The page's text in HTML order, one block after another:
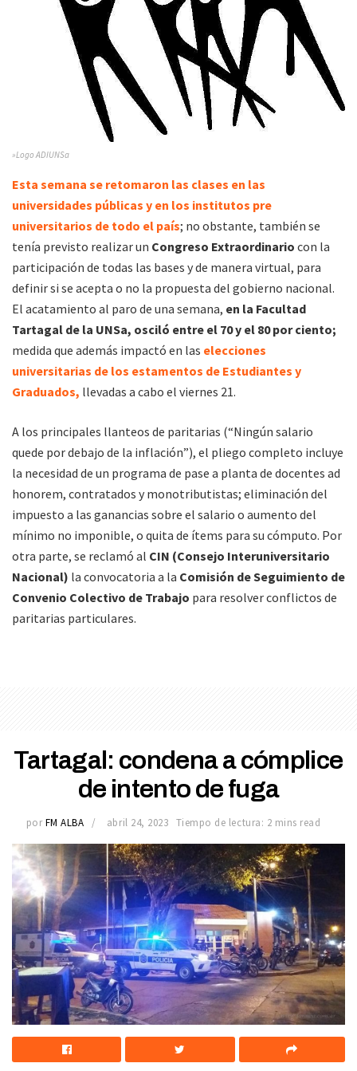
»Logo ADIUNSa
Esta semana se retomaron las clases en las
universidades públicas y en los institutos pre
universitarios de todo el país; no obstante, también se
tenía previsto realizar un Congreso Extraordinario con la
participación de todas las bases y de manera virtual, para
definir si se acepta o no la propuesta del gobierno nacional.
El acatamiento al paro de una semana, en la Facultad
Tartagal de la UNSa, osciló entre el 70 y el 80 por ciento;
medida que además impactó en las elecciones
universitarias de los estamentos de Estudiantes y
Graduados, llevadas a cabo el viernes 21.
A los principales llanteos de paritarias (“Ningún salario
quede por debajo de la inflación”), el pliego completo incluye
la necesidad de un programa de pase a planta de docentes ad
honorem, contratados y monotributistas; eliminación del
impuesto a las ganancias sobre el salario o aumento del
mínimo no imponible, o quita de ítems para su cómputo. Por
otra parte, se reclamó al CIN (Consejo Interuniversitario
Nacional) la convocatoria a la Comisión de Seguimiento de
Convenio Colectivo de Trabajo para resolver conflictos de
paritarias particulares.
Tartagal: condena a cómplice
de intento de fuga
por FM ALBA abril 24, 2023 Tiempo de lectura: 2 mins read